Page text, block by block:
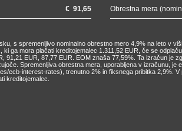
€ 91,65 Obrestna mera
s spremenljivo nominalno obrestno mero 4,9% na leto v
ga mora plačati kreditojemalec 1.311,52 EUR, če se
91,21 EUR, 87,77 EUR. EOM znaša 77,59%. Ta izračun je
Spremenljiva obrestna mera, uporabljena v izračunu,
ecb-interest-rates), trenutno 2% in fiksnega pribitka 2,9%.
kreditojemalec.